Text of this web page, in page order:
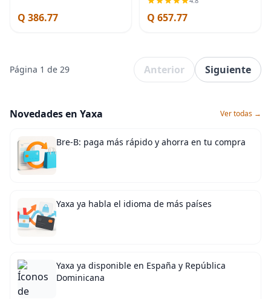
Q 386.77 Q 657.77
Página 1 de 29 Anterior Siguiente
Novedades en Yaxa Ver todas →
Bre-B: paga más rápido y ahorra en tu compra
Yaxa ya habla el idioma de más países
Yaxa ya disponible en España y República
Dominicana